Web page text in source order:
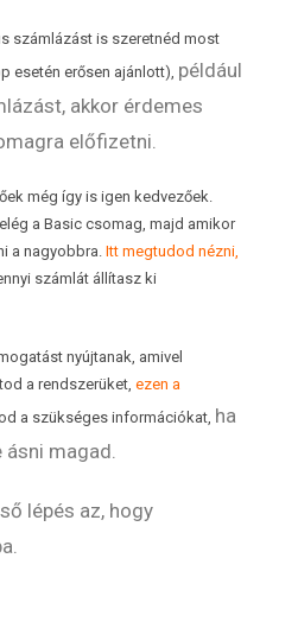
számlázást is szeretnéd most
esetén erősen ajánlott), például
akkor érdemes
előfizetni.
még így is igen kedvezőek.
a Basic csomag, majd amikor
a nagyobbra.Itt megtudod nézni,
számlát állítasz ki
nyújtanak, amivel
a rendszerüket,ezen a
a szükséges információkat, ha
magad.
lépés az, hogy